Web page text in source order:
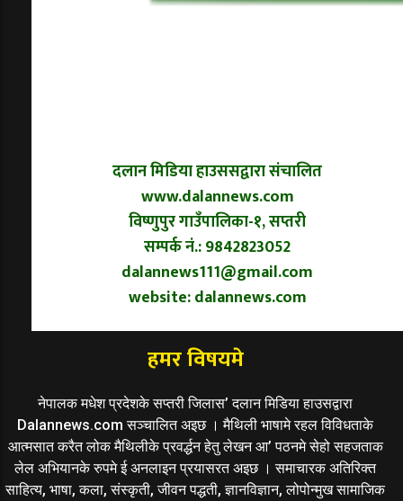
दलान मिडिया हाउससद्वारा संचालित
www.dalannews.com
विष्णुपुर गाउँपालिका-१, सप्तरी
सम्पर्क नं.: 9842823052
dalannews111@gmail.com
website: dalannews.com
हमर विषयमे
नेपालक मधेश प्रदेशके सप्तरी जिलास’ दलान मिडिया हाउसद्वारा
Dalannews.com सञ्चालित अइछ । मैथिली भाषामे रहल विविधताके
आत्मसात करैत लोक मैथिलीके प्रवर्द्धन हेतु लेखन आ’ पठनमे सेहो सहजताक
लेल अभियानके रुपमे ई अनलाइन प्रयासरत अइछ । समाचारक अतिरिक्त
साहित्य, भाषा, कला, संस्कृती, जीवन पद्धती, ज्ञानविज्ञान, लोपोन्मुख सामाजिक